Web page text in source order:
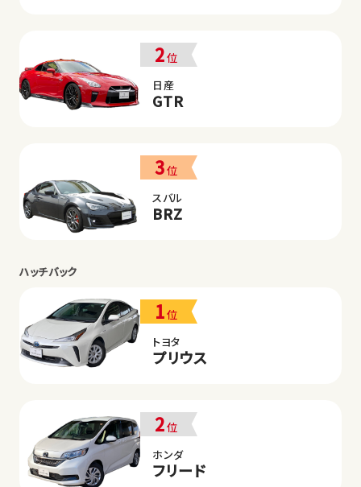
2位
日産
GTR
3位
スバル
BRZ
ハッチバック
1位
トヨタ
プリウス
2位
ホンダ
フリード